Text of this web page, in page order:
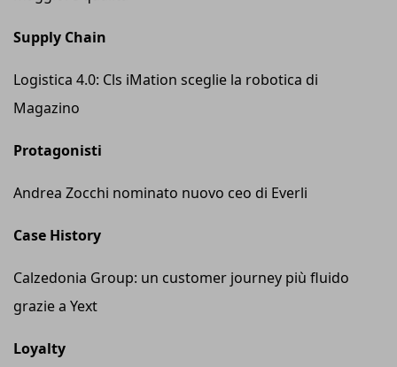
Supply Chain
Logistica 4.0: Cls iMation sceglie la robotica di
Magazino
Protagonisti
Andrea Zocchi nominato nuovo ceo di Everli
Case History
Calzedonia Group: un customer journey più fluido
grazie a Yext
Loyalty